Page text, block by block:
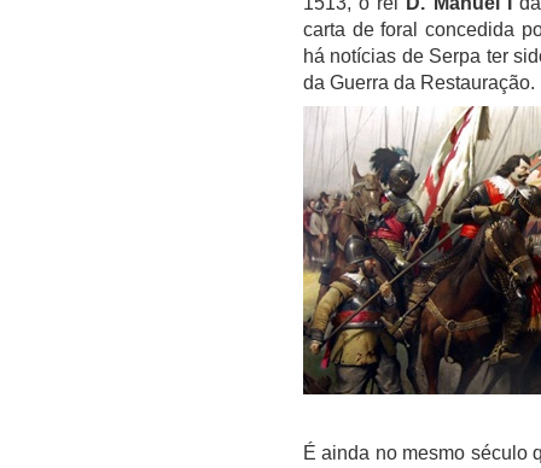
carta de foral concedida
há notícias de Serpa ter
da Guerra da Restauração.
É ainda no mesmo século